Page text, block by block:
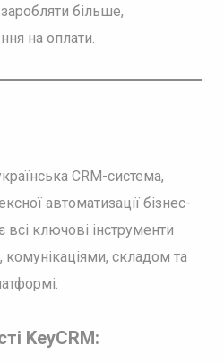
більше,
на оплати.
CRM-система,
автоматизації бізнес-
всі ключові інструменти
складом та
KeyCRM: